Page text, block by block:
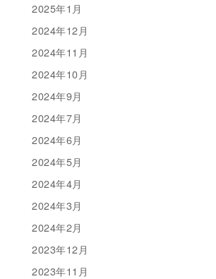
2025年1月
2024年12月
2024年11月
2024年10月
2024年9月
2024年7月
2024年6月
2024年5月
2024年4月
2024年3月
2024年2月
2023年12月
2023年11月